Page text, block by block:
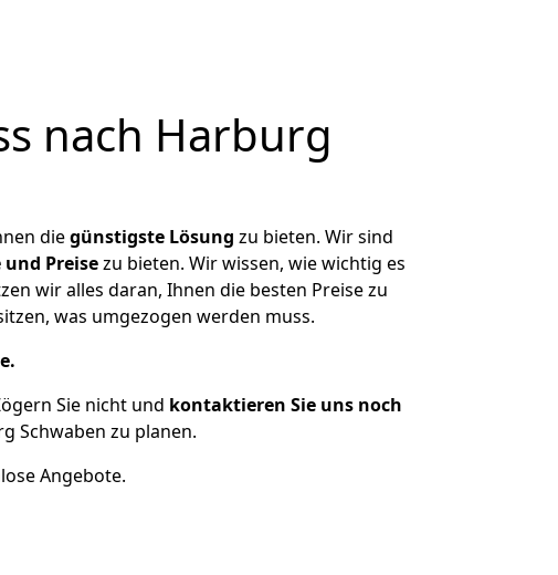
nach Harburg
diegünstigste Lösung zu bieten. Wir sind
Preisezu bieten. Wir wissen, wie wichtig es
wir alles daran, Ihnen die besten Preise zu
was umgezogen werden muss.
Sie nicht und kontaktieren Sie uns noch
Schwaben zu planen.
Angebote.